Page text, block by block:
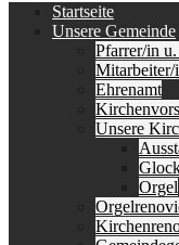
Erstes
Menü
Startseite
Unsere Gemeinde
Pfarrer/in
Mitarbeiter/
Ehrenamt
Unsere
Orgel